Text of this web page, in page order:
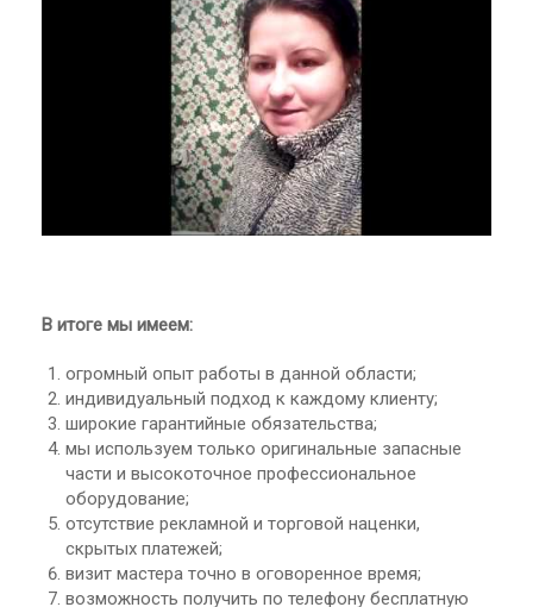
В итоге мы имеем:
огромный опыт работы в данной области;
индивидуальный подход к каждому клиенту;
широкие гарантийные обязательства;
мы используем только оригинальные запасные
части и высокоточное профессиональное
оборудование;
отсутствие рекламной и торговой наценки,
скрытых платежей;
визит мастера точно в оговоренное время;
возможность получить по телефону бесплатную